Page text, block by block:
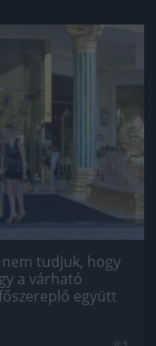
tudjuk, hogy
a várható
együtt